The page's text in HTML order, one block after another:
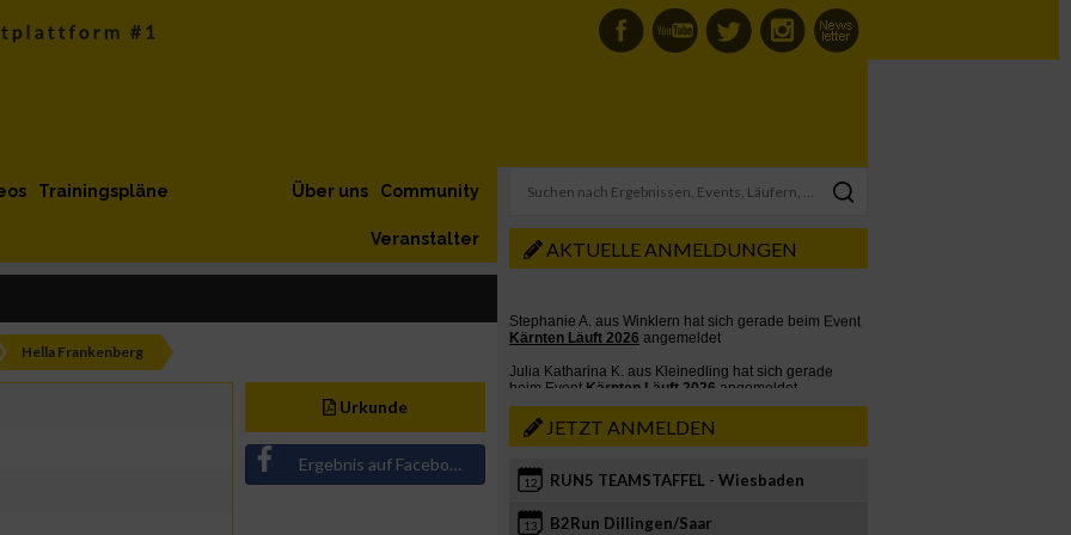
Trainingspläne Community
Über uns
Veranstalter
Hella Frankenberg
Urkunde
Ergebnis auf Facebook teilen
AKTUELLE ANMELDUNGEN
JETZT ANMELDEN
12 RUN5 TEAMSTAFFEL - Wiesbaden
13 B2Run Dillingen/Saar